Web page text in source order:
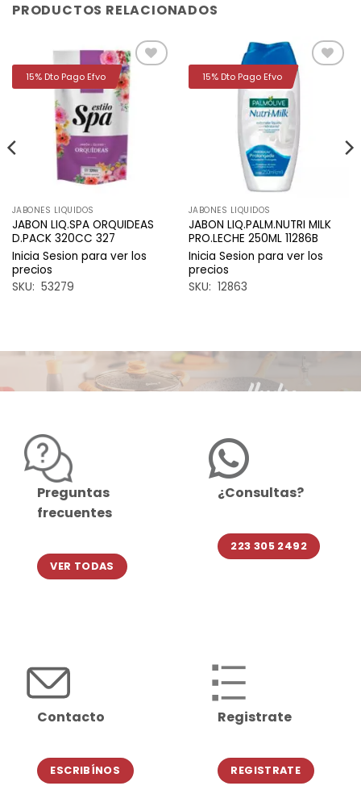
PRODUCTOS RELACIONADOS
JABONES LIQUIDOS
JABON LIQ.SPA ORQUIDEAS
D.PACK 320CC 327
Inicia Sesion para ver los
precios
SKU: 53279
15% Dto Pago Efvo
JABONES LIQUIDOS
JABON LIQ.PALM.NUTRI MILK
PRO.LECHE 250ML 11286B
Inicia Sesion para ver los
precios
SKU: 12863
15% Dto Pago Efvo
Preguntas
frecuentes
VER TODAS
¿Consultas?
223 305 2492
Contacto
ESCRIBÍNOS
Registrate
REGISTRATE